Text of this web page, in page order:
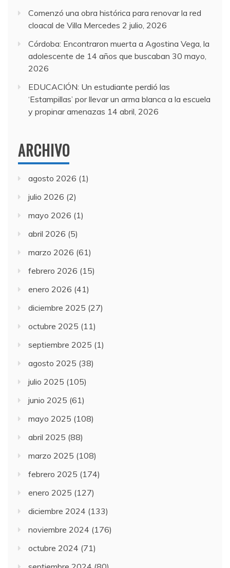
Comenzó una obra histórica para renovar la red
cloacal de Villa Mercedes 2 julio, 2026
Córdoba: Encontraron muerta a Agostina Vega, la
adolescente de 14 años que buscaban 30 mayo,
2026
EDUCACIÓN: Un estudiante perdió las
‘Estampillas’ por llevar un arma blanca a la escuela
y propinar amenazas 14 abril, 2026
ARCHIVO
agosto 2026 (1)
julio 2026 (2)
mayo 2026 (1)
abril 2026 (5)
marzo 2026 (61)
febrero 2026 (15)
enero 2026 (41)
diciembre 2025 (27)
octubre 2025 (11)
septiembre 2025 (1)
agosto 2025 (38)
julio 2025 (105)
junio 2025 (61)
mayo 2025 (108)
abril 2025 (88)
marzo 2025 (108)
febrero 2025 (174)
enero 2025 (127)
diciembre 2024 (133)
noviembre 2024 (176)
octubre 2024 (71)